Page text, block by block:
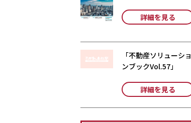
詳細を見る
「不動産ソリューショ
ンブックVol.57」
詳細を見る